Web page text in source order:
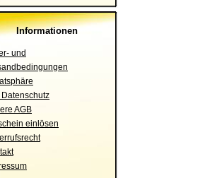
Informationen
und
AGB
einlösen